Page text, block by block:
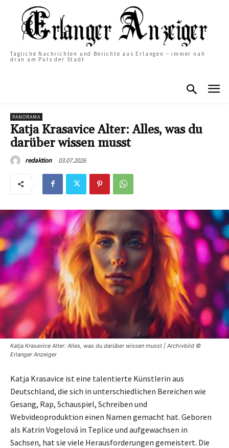
Tägliche Nachrichten und Berichte aus Erlangen – immer nah
dran am Puls der Stadt
PANORAMA
Katja Krasavice Alter: Alles, was du
darüber wissen musst
redaktion 03.07.2026
Katja Krasavice Alter: Alles, was du darüber wissen musst | Archivbild ©
Erlanger Anzeiger
Katja Krasavice ist eine talentierte Künstlerin aus
Deutschland, die sich in unterschiedlichen Bereichen wie
Gesang, Rap, Schauspiel, Schreiben und
Webvideoproduktion einen Namen gemacht hat. Geboren
als Katrin Vogelová in Teplice und aufgewachsen in
Sachsen, hat sie viele Herausforderungen gemeistert. Die